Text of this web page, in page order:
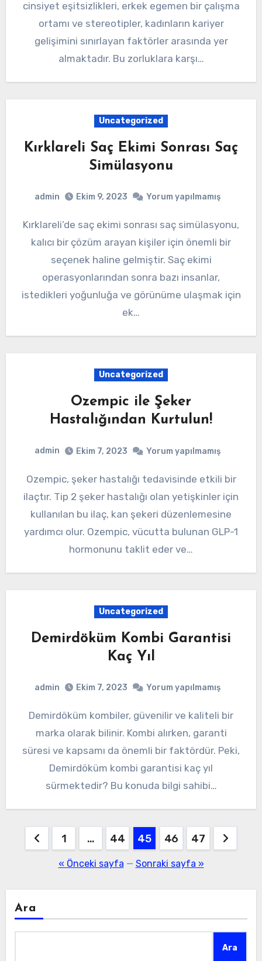
cinsiyet eşitsizlikleri, erkek egemen bir çalışma
ortamı ve stereotipler, kadınların kariyer
gelişimini sınırlayan faktörler arasında yer
almaktadır. Bu zorluklara karşı…
Uncategorized
Kırklareli Saç Ekimi Sonrası Saç
Simülasyonu
admin Ekim 9, 2023 Yorum yapılmamış
Kırklareli’de saç ekimi sonrası saç simülasyonu,
kalıcı bir çözüm arayan kişiler için önemli bir
seçenek haline gelmiştir. Saç ekimi
operasyonlarından sonra bazı insanlar,
istedikleri yoğunluğa ve görünüme ulaşmak için
ek…
Uncategorized
Ozempic ile Şeker
Hastalığından Kurtulun!
admin Ekim 7, 2023 Yorum yapılmamış
Ozempic, şeker hastalığı tedavisinde etkili bir
ilaçtır. Tip 2 şeker hastalığı olan yetişkinler için
kullanılan bu ilaç, kan şekeri düzenlemesine
yardımcı olur. Ozempic, vücutta bulunan GLP-1
hormonunu taklit eder ve…
Uncategorized
Demirdöküm Kombi Garantisi
Kaç Yıl
admin Ekim 7, 2023 Yorum yapılmamış
Demirdöküm kombiler, güvenilir ve kaliteli bir
marka olarak bilinir. Kombi alırken, garanti
süresi ve kapsamı da önemli bir faktördür. Peki,
Demirdöküm kombi garantisi kaç yıl
sürmektedir? Bu konuda bilgi sahibi…
Yazı
sayfalaması
1 … 44 45 46 47
« Önceki sayfa — Sonraki sayfa »
Ara
Ara